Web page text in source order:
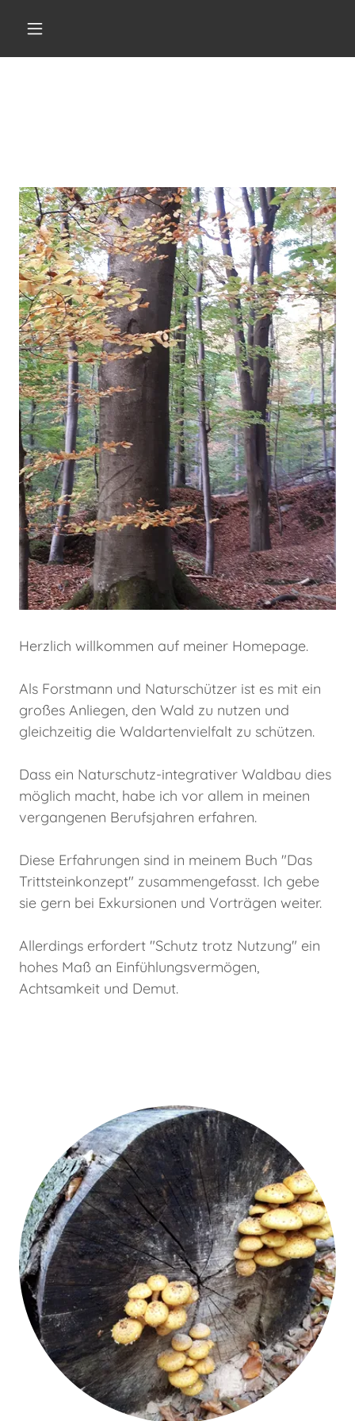
Herzlich willkommen auf meiner Homepage.
Als Forstmann und Naturschützer ist es mit ein
großes Anliegen, den Wald zu nutzen und
gleichzeitig die Waldartenvielfalt zu schützen.
Dass ein Naturschutz-integrativer Waldbau dies
möglich macht, habe ich vor allem in meinen
vergangenen Berufsjahren erfahren.
Diese Erfahrungen sind in meinem Buch "Das
Trittsteinkonzept" zusammengefasst. Ich gebe
sie gern bei Exkursionen und Vorträgen weiter.
Allerdings erfordert "Schutz trotz Nutzung" ein
hohes Maß an Einfühlungsvermögen,
Achtsamkeit und Demut.